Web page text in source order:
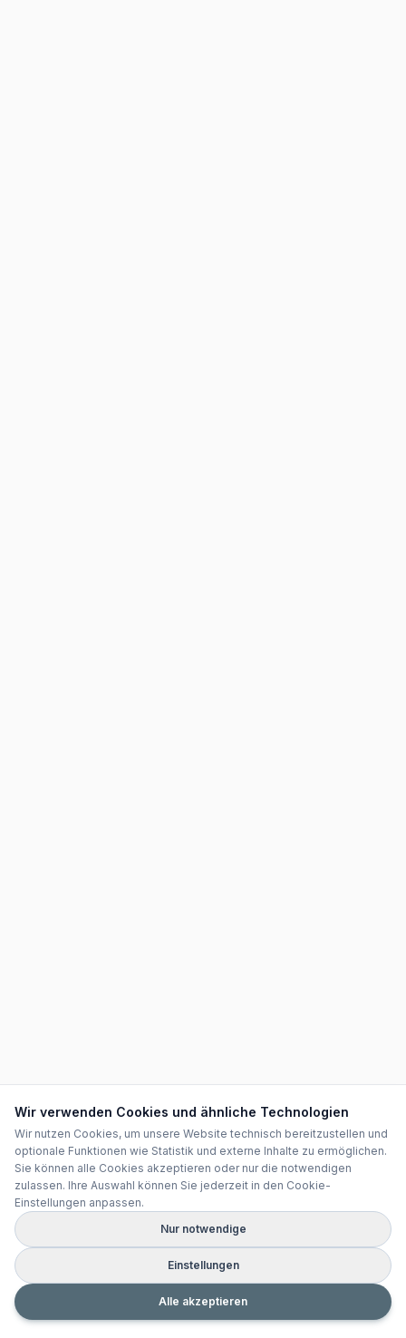
Wir verwenden Cookies und ähnliche Technologien
Wir nutzen Cookies, um unsere Website technisch bereitzustellen und
optionale Funktionen wie Statistik und externe Inhalte zu ermöglichen.
Sie können alle Cookies akzeptieren oder nur die notwendigen
zulassen. Ihre Auswahl können Sie jederzeit in den Cookie-
Einstellungen anpassen.
Nur notwendige
Einstellungen
Alle akzeptieren